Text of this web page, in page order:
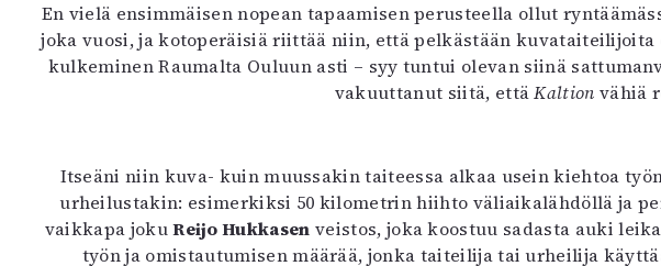
En vielä ensimmäisen nopean tapaamisen perusteella ollut
joka vuosi, ja kotoperäisiä riittää niin, että pelkästään
kulkeminen Raumalta Ouluun asti – syy tuntui olevan siinä
vakuuttanut siitä, ettäKaltion vähiä
Itseäni niin kuva- kuin muussakin taiteessa alkaa usein kiehtoa
urheilustakin: esimerkiksi 50 kilometrin hiihto väliaikalähdöllä ja
vaikkapa jokuReijo Hukkasen veistos, joka koostuu sadasta auki
työn ja omistautumisen määrää, jonka taiteilija tai urheilija